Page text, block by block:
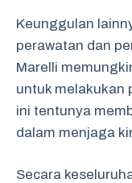
Keunggulan
perawatan dan
Marelli
untuk melakukan
ini tentunya
dalam menjaga
Secara